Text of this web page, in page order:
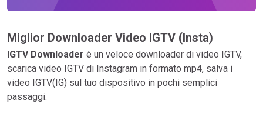
Miglior Downloader Video IGTV (Insta)
IGTV Downloader è un veloce downloader di video IGTV,
scarica video IGTV di Instagram in formato mp4, salva i
video IGTV(IG) sul tuo dispositivo in pochi semplici
passaggi.